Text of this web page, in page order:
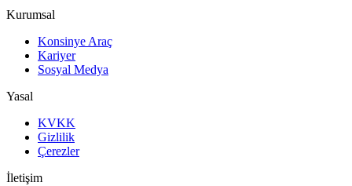
Kurumsal
Konsinye Araç
Kariyer
Sosyal Medya
Yasal
KVKK
Gizlilik
Çerezler
İletişim